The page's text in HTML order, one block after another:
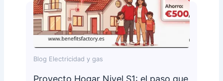
Blog Electricidad y gas
Proyecto Hogar Nivel S1: el paso que